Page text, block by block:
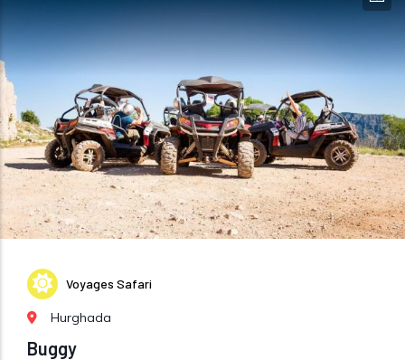
Voyages Safari
Hurghada
Buggy